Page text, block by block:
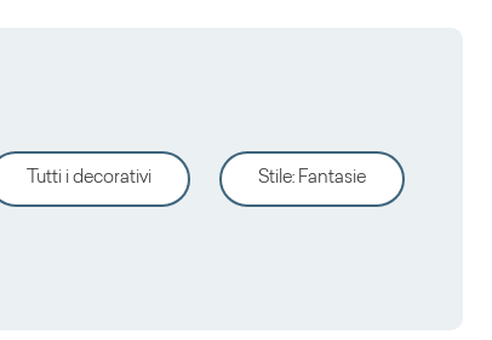
Tutti i decorativi Stile: Fantasie